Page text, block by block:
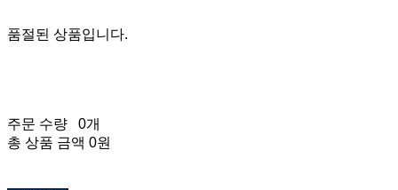
품절된 상품입니다.
주문 수량
0개
총 상품 금액 0원